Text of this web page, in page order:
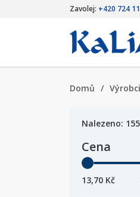
Zavolej: +420 724
Domů / Výrobci
Nalezeno: 155
Cena
13,70 Kč